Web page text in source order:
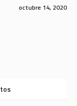
octubre 14, 2020